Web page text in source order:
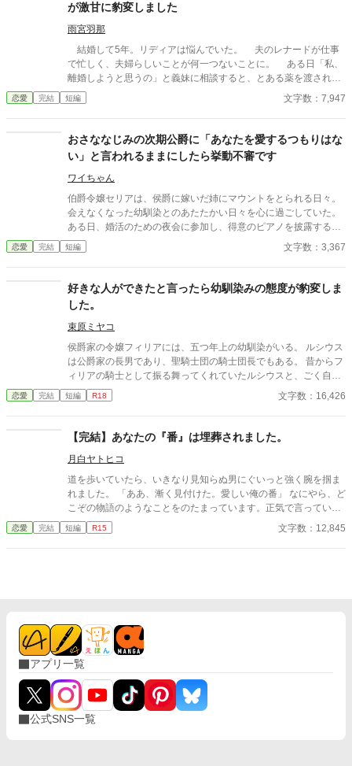
が激甘に豹変しました
雨宮羽那
結婚して5年。リディアは悩んでいた。 夫のレナードが仕事
で忙しく、夫婦らしいことが何一つないことに。 ある日「私、
離婚しようと思うの」と義妹に相談すると、とある薬を渡され
る。 どうやらそれは、『ちょーっとだけ本音がでちゃう薬』の
よう。 そうしてやってきた離婚の話を告げる場で、リディアは
不思議。 いつもは浮ついた言葉なんて口にしない夫が、とんで
もなく甘い言葉を口にしはじめたのだ。 「どうか離婚だなんて言
わないでください。私のスイートハニーは君だけなんです」 (誰
ですかあなた) ◇◇◇◇ ※全3話。 ※コメディ重視のお話です。
深く考えちゃダメです！少しでも笑っていただけますと幸いです
(*_ _))*゜ ※AI不使用です。
恋愛 完結 短編 文字数：7,947
おさななじみの次期公爵に「あなたを愛するつもりはな
い」と言われるままにしたら挙動不審です
ワイちゃん
伯爵令嬢セリアは、侯爵に嫁いだ姉にマウントをとられる日々。
会えなくなった幼馴染とのあたたかい日々を心に過ごしていた。
ある日、婚活のための夜会に参加し、得意のピアノを披露する
と、幼馴染と再会し、次の日には公爵の幼馴染に求婚されること
に。しかし、幼馴染には「あなたを愛するつもりはない」と言わ
り……？
恋愛 完結 短編 文字数：3,367
好きな人ができたと言ったら幼馴染みの態度が豹変しま
した。
束原ミヤコ
侯爵家の令嬢フィリアには、五つ年上の幼馴染がいる。 ルシウス
は公爵家の長男であり、聖騎士団の騎士団長でもある。 昔からフ
ィリアの騎士として振る舞ってくれていたルシウスと、ごく自然
に婚約者になっていた。 しかし、ある日の夜会で、「ルシウス様
はわがままな妹と結婚をしなければならず、可哀想」という噂話
ないのだと気づいたフィリアは、ルシウスに告げる。 「私、好き
な人ができました」 だから、あなたとは結婚できないのだという
嘘を──。
恋愛 完結 短編 R18 文字数：16,426
【完結】あなたの『番』は埋葬されました。
月白ヤトヒコ
道を歩いていたら、いきなり見知らぬ男にぐいっと強く腕を掴ま
れました。 「ああ、漸く見付けた。愛しい俺の番」 なにやら、ど
こぞの物語のようなことをのたまっています。正気で言っている
のでしょうか？ 「はあ？ 勘違いではありませんか？ 気のせい
とか」 そうでなければ―――― 「違うっ!? 俺が番を間違うワケ
縁だ。これから、たっぷり愛し合おう」 「お断りします」 この男
の愛など、わたしは必要としていません。 そう断っても、彼は聞
いてくれません。 だから――――実験を、してみることにしまし
た。 一月後。もう一度彼と会うと、彼はわたしのことを『番』だ
とは認識していないようでした。 「貴様っ、俺の番であることを
偽っていたのかっ!?」 そう怒声を上げる彼へ、わたしは告げまし
た。 「あなたの『番』は埋葬されました」、と。 設定はふわっ
恋愛 完結 短編 R15 文字数：12,845
アプリ一覧
公式SNS一覧